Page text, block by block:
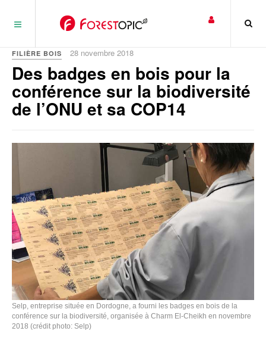
FILIÈRE BOIS 28 novembre 2018
Des badges en bois pour la
conférence sur la biodiversité
de l’ONU et sa COP14
Selp, entreprise située en Dordogne, a fourni les badges en bois de la
conférence sur la biodiversité, organisée à Charm El-Cheikh en novembre
2018 (crédit photo: Selp)